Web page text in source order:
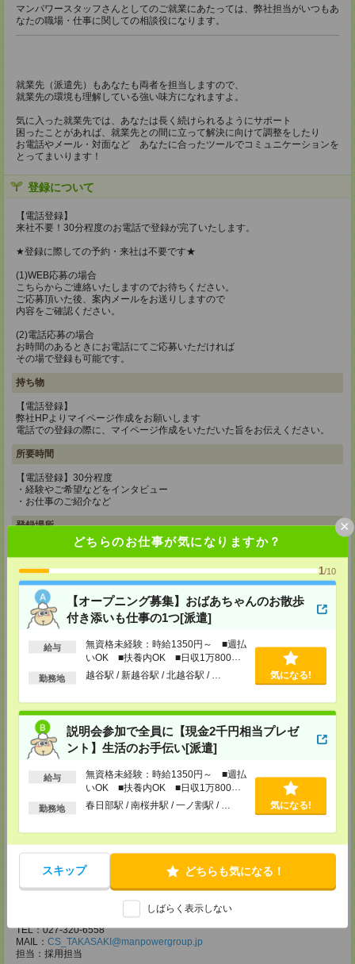
どちらのお仕事が気になりますか？
1/10
【オープニング募集】おばあちゃんのお散歩
付き添いも仕事の1つ[派遣]
給与
無資格未経験：時給1350円～ ■週払
いOK ■扶養内OK ■日収1万800円
以上
勤務地 越谷駅 / 新越谷駅 / 北越谷駅 / … 気になる!
説明会参加で全員に【現金2千円相当プレゼ
ント】生活のお手伝い[派遣]
給与
無資格未経験：時給1350円～ ■週払
いOK ■扶養内OK ■日収1万800円
以上
勤務地 春日部駅 / 南桜井駅 / 一ノ割駅 / … 気になる!
スキップ どちらも気になる！
しばらく表示しない
×
マンパワースタッフさんとしてのご就業にあたっては、弊社担当がいつもあ
なたの職場・仕事に関しての相談役になります。
就業先（派遣先）もあなたも両者を担当しますので、
就業先の環境も理解している強い味方になれますよ。
気に入った就業先では、あなたは長く続けられるようにサポート
困ったことがあれば、就業先との間に立って解決に向けて調整をしたり
お電話やメール・対面など あなたに合ったツールでコミュニケーションを
とってまいります！
登録について
【電話登録】
来社不要！30分程度のお電話で登録が完了いたします。
★登録に際しての予約・来社は不要です★
(1)WEB応募の場合
こちらからご連絡いたしますのでお待ちください。
ご応募頂いた後、案内メールをお送りしますので
内容をご確認ください。
(2)電話応募の場合
お時間のあるときにお電話にてご応募いただければ
その場で登録も可能です。
持ち物
【電話登録】
弊社HPよりマイページ作成をお願いします
電話での登録の際に、マイページ作成をいただいた旨をお伝えください。
所要時間
【電話登録】30分程度
・経験やご希望などをインタビュー
・お仕事のご紹介など
登録場所
〒163-1517
東京都新宿区西新宿 1-6-1 新宿エルタワー 17F
TEL：0120-659-458
MAIL：CS_SHINJUKU@manpowergroup.jp
担当：採用担当
CS立川支店
東京都立川市曙町2-34-7 ファーレイーストビル 8F
TEL：0120-659-460
担当：採用担当
CS横浜支店
〒220-8136
神奈川県横浜市西区みなとみらい 2-2-1 横浜ランドマークタワー36F
TEL：0120-659-459
MAIL：CS_YOKOHAMA@manpowergroup.jp
CS大宮支店
〒330-0854 埼玉県さいたま市大宮区桜木町 1-10-16 シーノ大宮ノース
ウイング 9階
TEL：0120-769-355
MAIL：CS_OMIYA@manpowergroup.jp
担当：採用担当
〒370-0831 群馬県高崎市あら町167 高崎第一生命ビルディング11Ｆ
TEL：027-320-6558
MAIL： CS_TAKASAKI@manpowergroup.jp
担当：採用担当